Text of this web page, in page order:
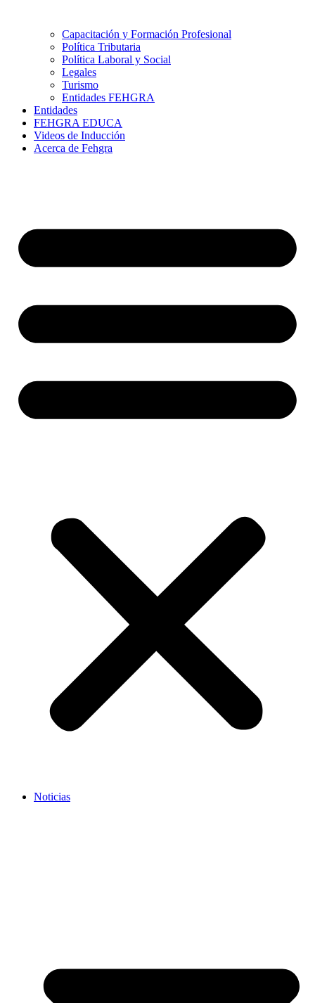
Capacitación y Formación Profesional
Política Tributaria
Política Laboral y Social
Legales
Turismo
Entidades FEHGRA
Entidades
FEHGRA EDUCA
Videos de Inducción
Acerca de Fehgra
Noticias